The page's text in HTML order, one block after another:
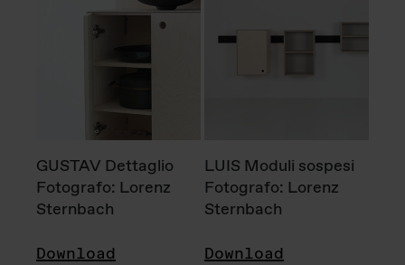
GUSTAV Dettaglio
Fotografo: Lorenz
Sternbach
Download
LUIS Moduli sospesi
Fotografo: Lorenz
Sternbach
Download